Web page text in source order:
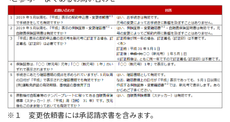
※１ 変更依頼書には承認請求書を含みます。